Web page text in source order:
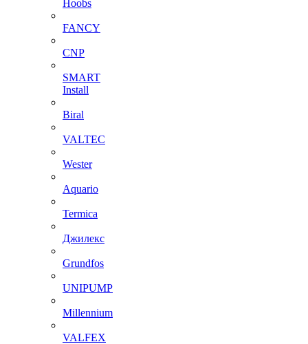
Hoobs
FANCY
CNP
SMART
Install
Biral
VALTEC
Wester
Aquario
Termica
Джилекс
Grundfos
UNIPUMP
Millennium
VALFEX